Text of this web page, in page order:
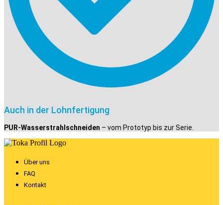
Auch in der Lohnfertigung
PUR-Wasserstrahlschneiden – vom Prototyp bis zur Serie.
Über uns
FAQ
Kontakt